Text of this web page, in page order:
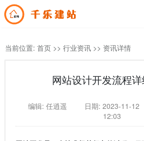
当前位置: 首页 >> 行业资讯 >> 资讯详情
网站设计开发流程
编辑: 任逍遥
日期: 2023-11-12
12:03